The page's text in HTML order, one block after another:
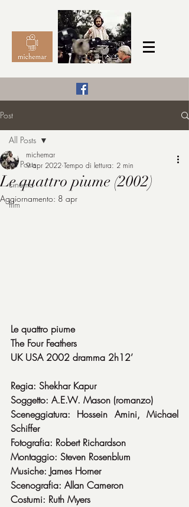
michemar
Post
All Posts
cinema
film
All Posts
Le quattro piume (2002)
michemar
9 apr 2022 Tempo di lettura: 2 min
Aggiornamento: 8 apr
Le quattro piume
The Four Feathers
UK USA 2002 dramma 2h12’
Regia: Shekhar Kapur
Soggetto: A.E.W. Mason (romanzo)
Sceneggiatura: Hossein Amini, Michael
Schiffer
Fotografia: Robert Richardson
Montaggio: Steven Rosenblum
Musiche: James Horner
Scenografia: Allan Cameron
Costumi: Ruth Myers